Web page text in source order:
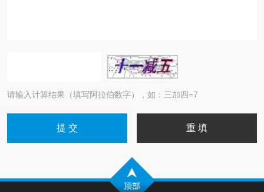
请输入计算结果（填写阿拉伯数字），如：三加四=7